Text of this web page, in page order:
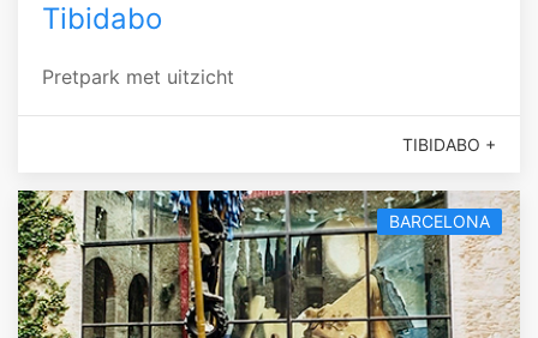
Tibidabo
Pretpark met uitzicht
TIBIDABO +
BARCELONA